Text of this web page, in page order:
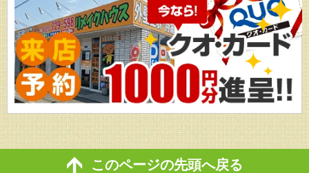
このページの先頭へ戻る